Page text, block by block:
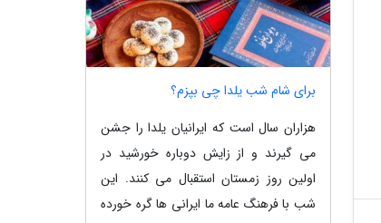
برای شام شب یلدا چی بپزم؟
هزاران سال است که ایرانیان یلدا را جشن
می گیرند و از زایش دوباره خورشید در
اولین روز زمستان استقبال می کنند. این
شب با فرهنگ عامه ما ایرانی ها گره خورده